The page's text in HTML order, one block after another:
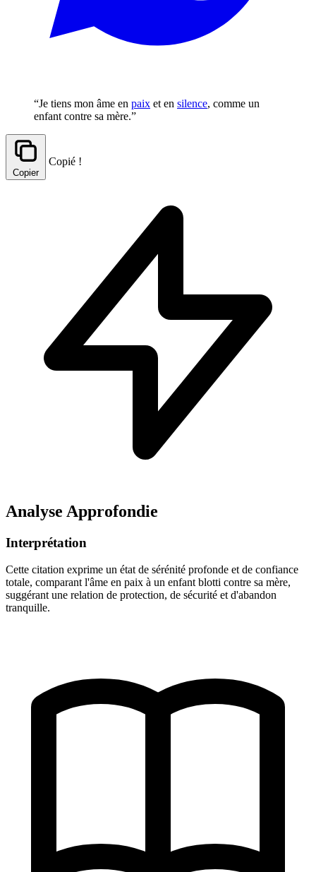
“Je tiens mon âme en paix et en silence, comme un
enfant contre sa mère.”
Copier
Copié !
Analyse Approfondie
Interprétation
Cette citation exprime un état de sérénité profonde et de confiance
totale, comparant l'âme en paix à un enfant blotti contre sa mère,
suggérant une relation de protection, de sécurité et d'abandon
tranquille.